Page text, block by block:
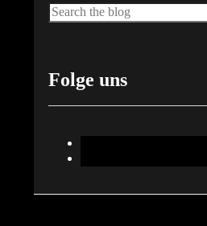
Suche
Folge uns